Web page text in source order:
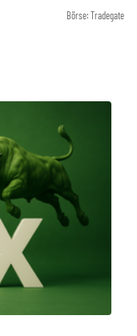
Börse: Tradegate